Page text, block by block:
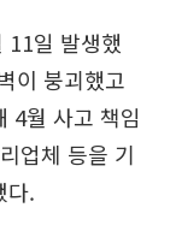
11일 발생했
이 붕괴했고
4월 사고 책임
업체 등을 기
다.